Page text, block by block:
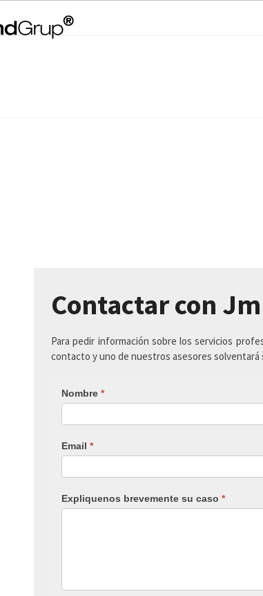
Contactar con Jm
Para pedir información sobre los servicios
contacto y uno de nuestros asesores solventará
Nombre *
Email *
Expliquenos brevemente su caso *